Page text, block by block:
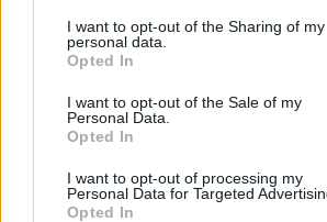
I want to opt-out of the Sharing of my
personal data.
Opted In
I want to opt-out of the Sale of my
Personal Data.
Opted In
I want to opt-out of processing my
Personal Data for Targeted
Opted In
riflusso supera quello della
cataratta. Quel rumore si
talmente vasti e profondi che
inghiottita e sbattuta sul